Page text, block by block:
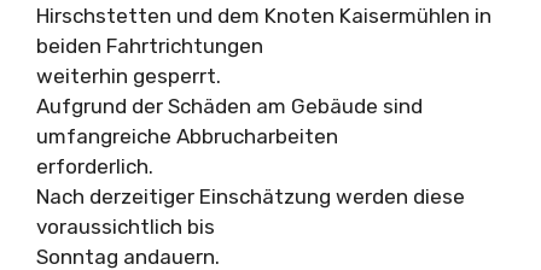
Hirschstetten und dem Knoten Kaisermühlen in
beiden Fahrtrichtungen
weiterhin gesperrt.
Aufgrund der Schäden am Gebäude sind
umfangreiche Abbrucharbeiten
erforderlich.
Nach derzeitiger Einschätzung werden diese
voraussichtlich bis
Sonntag andauern.